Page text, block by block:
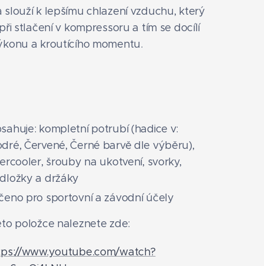
slouží k lepšímu chlazení vzduchu, který
stlačení v kompressoru a tím se docílí
a kroutícího momentu.
kompletní potrubí (hadice v:
Červené, Černé barvě dle výběru),
šrouby na ukotvení, svorky,
a držáky
pro sportovní a závodní účely
položce naleznete zde:
www.youtube.com/watch?